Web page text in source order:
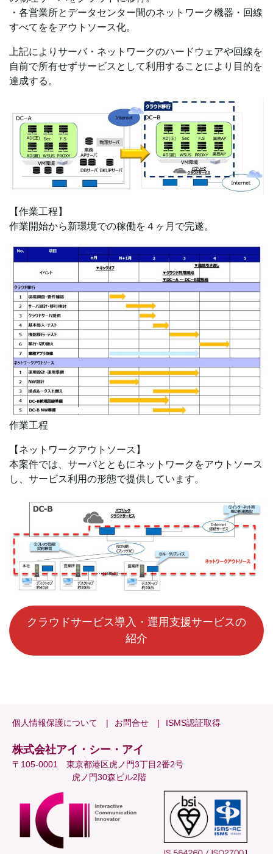
・各営業所とデータセンター間のネットワーク機器・回線
すべてををアウトソース化。
上記によりサーバ・ネットワークのハードウェアや回線を
自前で所有せずサービスとして利用することにより目的を
達成する。
【作業工程】
作業開始から新環境での稼働を４ヶ月で完遂。
作業工程
【ネットワークアウトソース】
本案件では、サーバとともにネットワークをアウトソース
し、サービス利用の形態で提供しています。
クラウドサービス導入・運用支援サービスの
紹介
個人情報保護について お問合せ ISMS認証取得
株式会社アイ・シー・アイ
〒105-0001 東京都港区虎ノ門3丁目2番2号
虎ノ門30森ビル2階